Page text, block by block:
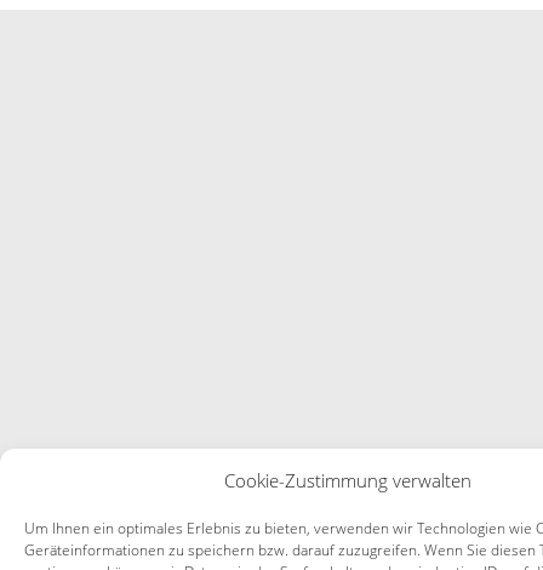
Cookie-Zustimmung verwalten
Um Ihnen ein optimales Erlebnis zu bieten, verwenden wir Technologien wie
Geräteinformationen zu speichern bzw. darauf zuzugreifen. Wenn Sie diesen